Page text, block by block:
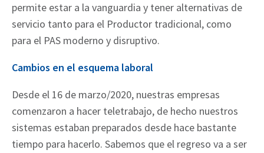
permite estar a la vanguardia y tener alternativas de
servicio tanto para el Productor tradicional, como
para el PAS moderno y disruptivo.
Cambios en el esquema laboral
Desde el 16 de marzo/2020, nuestras empresas
comenzaron a hacer teletrabajo, de hecho nuestros
sistemas estaban preparados desde hace bastante
tiempo para hacerlo. Sabemos que el regreso va a ser